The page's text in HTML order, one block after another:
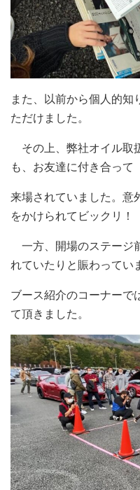
また、以前から個人的
ただけました。
その上、弊社オイル取
も、お友達に付き合って
来場されていました。意
をかけられてビックリ！
一方、開場のステージ
れていたりと賑わってい
ブース紹介のコーナー
て頂きました。